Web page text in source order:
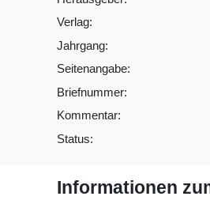
Verlag:
Jahrgang:
Seitenangabe:
Briefnummer:
Kommentar:
Status:
Informationen